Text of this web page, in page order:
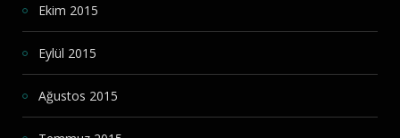
Ekim 2015
Eylül 2015
Ağustos 2015